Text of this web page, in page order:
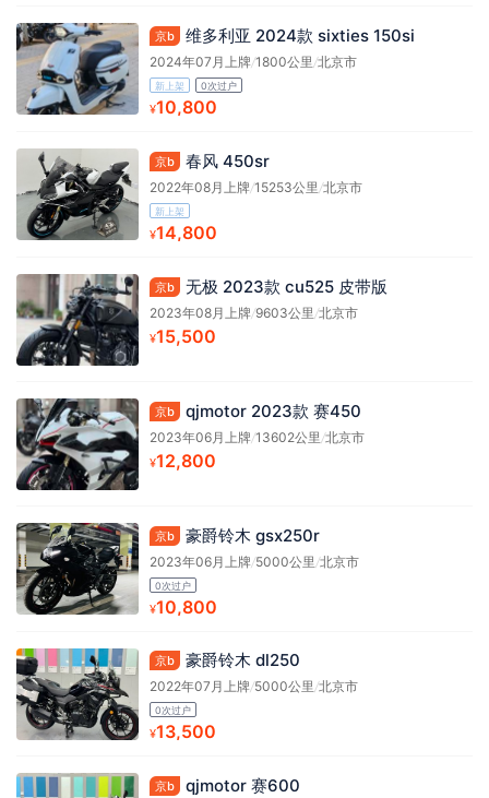
京b 维多利亚 2024款 sixties 150si
2024年07月上牌/1800公里 /北京市
新上架 0次过户
¥10,800
京b 春风 450sr
2022年08月上牌/15253公里 /北京市
新上架
¥14,800
京b 无极 2023款 cu525 皮带版
2023年08月上牌/9603公里 /北京市
¥15,500
京b qjmotor 2023款 赛450
2023年06月上牌/13602公里 /北京市
¥12,800
京b 豪爵铃木 gsx250r
2023年06月上牌/5000公里 /北京市
0次过户
¥10,800
京b 豪爵铃木 dl250
2022年07月上牌/5000公里/北京市
0次过户
¥13,500
京b qjmotor 赛600